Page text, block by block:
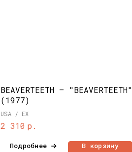
BEAVERTEETH – "BEAVERTEETH"
(1977)
USA / EX
2 310 р.
Подробнее В корзину